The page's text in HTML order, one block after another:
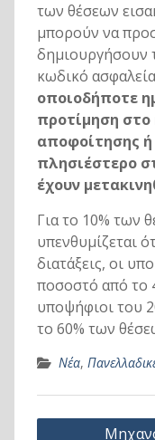
των θέσεων
μπορούν να
δημιουργήσουν
κωδικό
οποιοδήποτε
προτίμηση στο
αποφοίτησης ή
πλησιέστερο
έχουν
Για το 10% των
υπενθυμίζεται
διατάξεις, οι
ποσοστό από το
υποψήφιοι του
το 60% των
Νέα,
Πλοήγηση